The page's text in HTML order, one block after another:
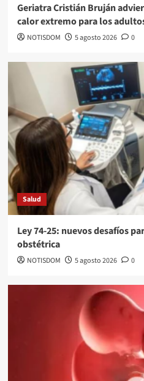
Geriatra Cristián Bruján
calor extremo para los
NOTISDOM 5 agosto 2026 0
Salud
Ley 74-25: nuevos desafíos
obstétrica
NOTISDOM 5 agosto 2026 0